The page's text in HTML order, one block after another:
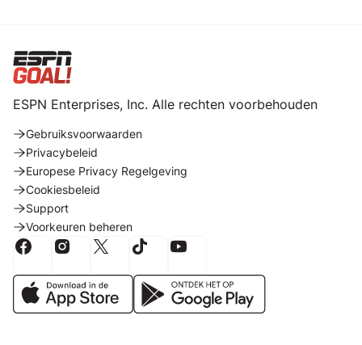
ESPN Enterprises, Inc. Alle rechten voorbehouden
Gebruiksvoorwaarden
Privacybeleid
Europese Privacy Regelgeving
Cookiesbeleid
Support
Voorkeuren beheren